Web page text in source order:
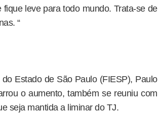
leve para todo mundo. Trata-se de
“
Estado de São Paulo (FIESP), Paulo
o aumento, também se reuniu com
seja mantida a liminar do TJ.